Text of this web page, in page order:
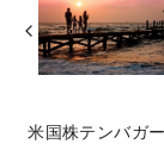
米国株テンバガ